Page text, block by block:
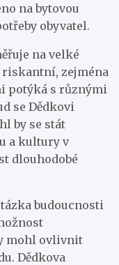
na bytovou
obyvatel.
na velké
riskantní, zejména
potýká s různými
se Dědkovi
by se stát
a kultury v
dlouhodobé
budoucnosti
mohl ovlivnit
Dědkova